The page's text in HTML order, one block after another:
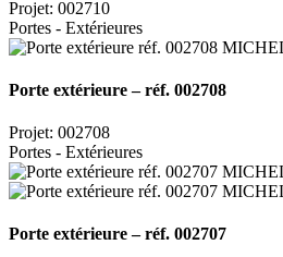
Projet: 002710
Portes - Extérieures
Porte extérieure – réf. 002708
Projet: 002708
Portes - Extérieures
Porte extérieure – réf. 002707